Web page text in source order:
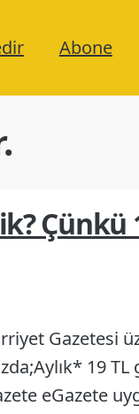
Abone
Çünkü
Gazetesi
19
eGazete